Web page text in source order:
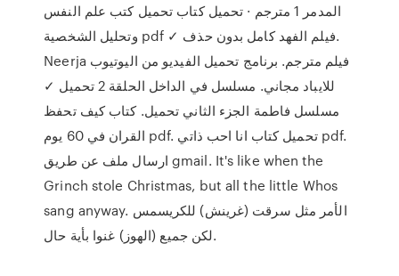
المدمر 1 مترجم · تحميل كتاب تحميل كتب علم النفس
وتحليل الشخصية pdf ✓ فيلم الفهد كامل بدون حذف.
Neerja فيلم مترجم. برنامج تحميل الفيديو من اليوتيوب
للايباد مجاني. مسلسل في الداخل الحلقة 2 تحميل ✓
مسلسل فاطمة الجزء الثاني تحميل. كتاب كيف تحفظ
القران في 60 يوم pdf. تحميل كتاب انا احب ذاتي pdf.
ارسال ملف عن طريق gmail. It's like when the
Grinch stole Christmas, but all the little Whos
sang anyway. الأمر مثل سرقت (غرينش) للكريسمس
لكن جميع (الهوز) غنوا بأية حال.